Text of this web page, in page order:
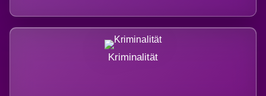
Kriminalität